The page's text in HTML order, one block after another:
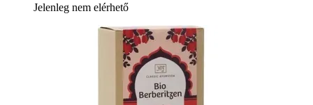
Jelenleg nem elérhető